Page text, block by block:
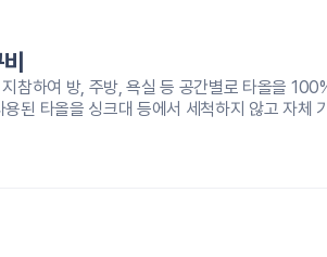
참하여 방, 주방, 욕실 등 공간별로 타올을
용된 타올을 싱크대 등에서 세척하지 않고 자체